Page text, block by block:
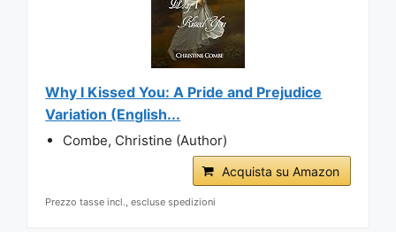
Why I Kissed You: A Pride and Prejudice
Variation (English...
Combe, Christine (Author)
Acquista su Amazon
Prezzo tasse incl., escluse spedizioni